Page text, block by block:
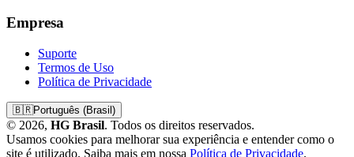
Empresa
Suporte
Termos de Uso
Política de Privacidade
🇧🇷Português (Brasil)
© 2026, HG Brasil. Todos os direitos reservados.
Usamos cookies para melhorar sua experiência e entender como o
site é utilizado. Saiba mais em nossa Política de Privacidade.